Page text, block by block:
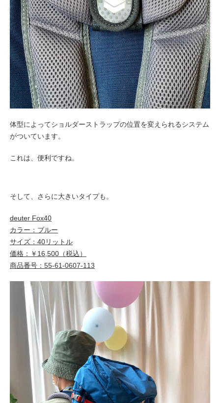
体型によってショルダーストラップの位置を変えられるシステム
がついています。
これは、便利ですね。
そして、さらに大きいタイプも。
deuter Fox40
カラー：ブルー
サイズ：40リットル
価格：￥16,500（税込）
商品番号：55-61-0607-113